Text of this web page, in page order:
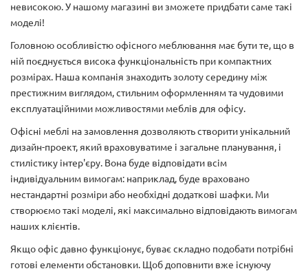
невисокою. У нашому магазині ви зможете придбати саме такі
моделі!
Головною особливістю офісного меблювання має бути те, що в
ній поєднується висока функціональність при компактних
розмірах. Наша компанія знаходить золоту середину між
престижним виглядом, стильним оформленням та чудовими
експлуатаційними можливостями меблів для офісу.
Офісні меблі на замовлення дозволяють створити унікальний
дизайн-проект, який враховуватиме і загальне планування, і
стилістику інтер'єру. Вона буде відповідати всім
індивідуальним вимогам: наприклад, буде враховано
нестандартні розміри або необхідні додаткові шафки. Ми
створюємо такі моделі, які максимально відповідають вимогам
наших клієнтів.
Якщо офіс давно функціонує, буває складно подобати потрібні
готові елементи обстановки. Щоб доповнити вже існуючу